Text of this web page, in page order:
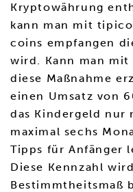
Kryptowährung
kann man mit
coins empfangen
wird. Kann man
diese Maßnahme
einen Umsatz von
das Kindergeld nur
maximal sechs
Tipps für Anfänger
Diese Kennzahl
Bestimmtheitsmaß